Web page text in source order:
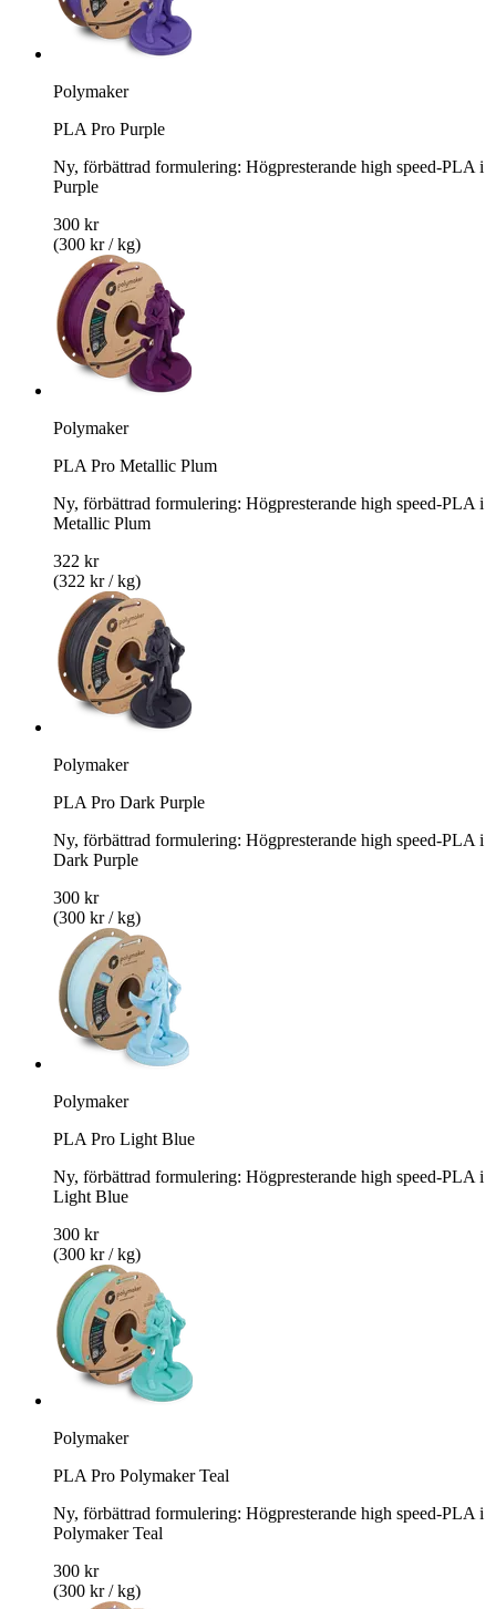
Polymaker
PLA Pro Purple
Ny, förbättrad formulering: Högpresterande high speed-PLA i
Purple
300 kr
(300 kr / kg)
Polymaker
PLA Pro Metallic Plum
Ny, förbättrad formulering: Högpresterande high speed-PLA i
Metallic Plum
322 kr
(322 kr / kg)
Polymaker
PLA Pro Dark Purple
Ny, förbättrad formulering: Högpresterande high speed-PLA i
Dark Purple
300 kr
(300 kr / kg)
Polymaker
PLA Pro Light Blue
Ny, förbättrad formulering: Högpresterande high speed-PLA i
Light Blue
300 kr
(300 kr / kg)
Polymaker
PLA Pro Polymaker Teal
Ny, förbättrad formulering: Högpresterande high speed-PLA i
Polymaker Teal
300 kr
(300 kr / kg)